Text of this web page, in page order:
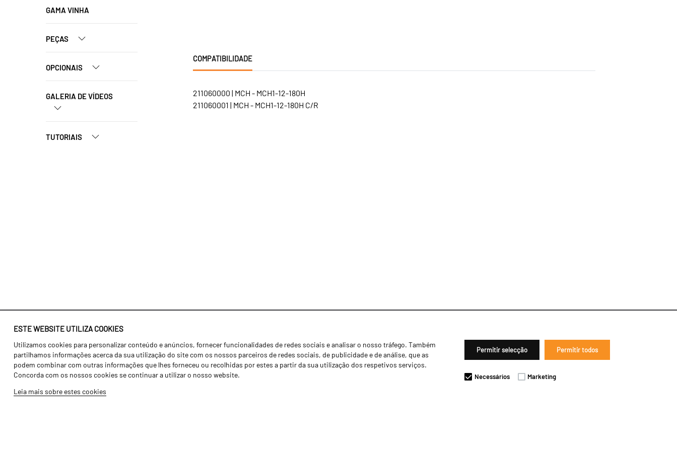
ESTE WEBSITE UTILIZA COOKIES
Utilizamos cookies para personalizar conteúdo e anúncios, fornecer funcionalidades de redes sociais e analisar o nosso tráfego. Também
partilhamos informações acerca da sua utilização do site com os nossos parceiros de redes sociais, de publicidade e de análise, que as
podem combinar com outras informações que lhes forneceu ou recolhidas por estes a partir da sua utilização dos respetivos serviços.
Concorda com os nossos cookies se continuar a utilizar o nosso website.
Leia mais sobre estes cookies
Permitir selecção Permitir todos
Necessários Marketing
GAMA VINHA
PEÇAS
OPCIONAIS
GALERIA DE VÍDEOS
TUTORIAIS
COMPATIBILIDADE
211060000 | MCH - MCH1-12-180H
211060001 | MCH - MCH1-12-180H C/R
Identidade
História
Fábrica / Produção
Recursos Humanos
Agricultura
Transportes
Gama Floresta
Notícias
Concessionários